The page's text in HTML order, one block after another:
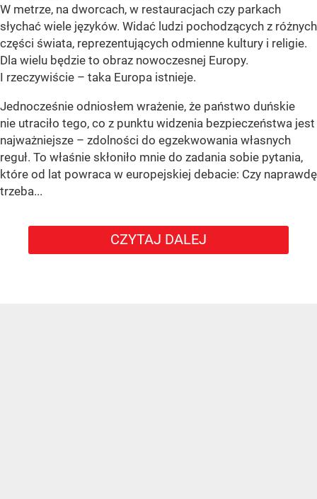
W metrze, na dworcach, w restauracjach czy parkach
słychać wiele języków. Widać ludzi pochodzących z różnych
części świata, reprezentujących odmienne kultury i religie.
Dla wielu będzie to obraz nowoczesnej Europy.
I rzeczywiście – taka Europa istnieje.
Jednocześnie odniosłem wrażenie, że państwo duńskie
nie utraciło tego, co z punktu widzenia bezpieczeństwa jest
najważniejsze – zdolności do egzekwowania własnych
reguł. To właśnie skłoniło mnie do zadania sobie pytania,
które od lat powraca w europejskiej debacie: Czy naprawdę
trzeba...
CZYTAJ DALEJ